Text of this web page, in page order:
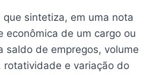
sintetiza, em uma nota
econômica de um cargo ou
saldo de empregos, volume
rotatividade e variação do